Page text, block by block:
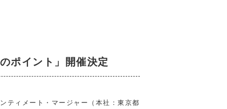
ポイント」開催決定
ティメート・マージャー（本社：東京都